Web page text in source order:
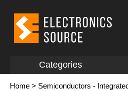
Categories
Home > Semiconductors -